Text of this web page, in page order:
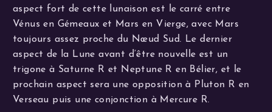
aspect fort de cette lunaison est le carré entre
Vénus en Gémeaux et Mars en Vierge, avec Mars
toujours assez proche du Nœud Sud. Le dernier
aspect de la Lune avant d’être nouvelle est un
trigone à Saturne R et Neptune R en Bélier, et le
prochain aspect sera une opposition à Pluton R en
Verseau puis une conjonction à Mercure R.